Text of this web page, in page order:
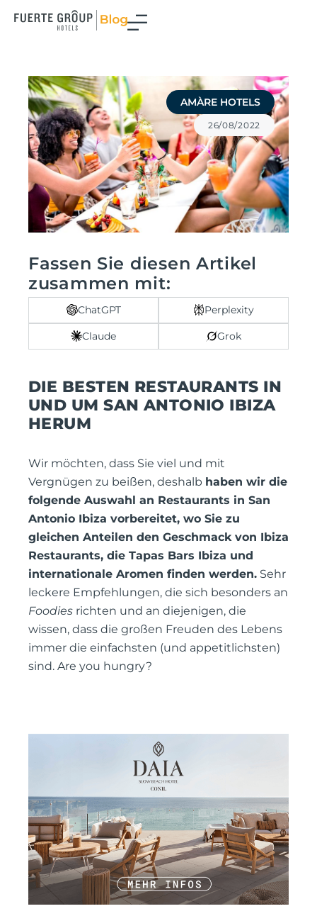
Inhalt
26/08/2022
AMÀRE HOTELS
Fassen Sie diesen Artikel
zusammen mit:
ChatGPT Perplexity
Claude Grok
DIE BESTEN RESTAURANTS IN
UND UM SAN ANTONIO IBIZA
HERUM
Wir möchten, dass Sie viel und mit
Vergnügen zu beißen, deshalb haben wir die
folgende Auswahl an Restaurants in San
Antonio Ibiza vorbereitet, wo Sie zu
gleichen Anteilen den Geschmack von Ibiza
Restaurants, die Tapas Bars Ibiza und
internationale Aromen finden werden. Sehr
leckere Empfehlungen, die sich besonders an
Foodies richten und an diejenigen, die
wissen, dass die großen Freuden des Lebens
immer die einfachsten (und appetitlichsten)
sind. Are you hungry?